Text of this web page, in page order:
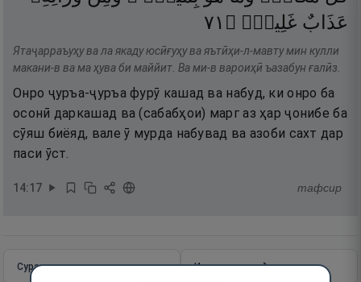
عَذَابٌ غَلِيظٌۭ ۝ ١٧
Ятаҷарраъуҳу ва ла якаду юсӣғуҳу ва яътӣҳи-л-мавту мин кулли
макани-в ва ма ҳува би маййит. Ва ми-в вароиҳӣ ъазабун ғалӣз.
Онро ҷуръа-ҷуръа фурӯ кашад ва набуд, ки онро ба
осонӣ даркашад ва (сабабҳои) марг аз ҳар ҷонибе ба
сӯяш биёяд, вале ӯ мурда набувад ва азоби сахт дар
паси ӯст.
14:17 тафсир
Сураи пурра Идома додан